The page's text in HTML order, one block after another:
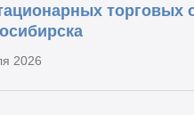
торговых
2026